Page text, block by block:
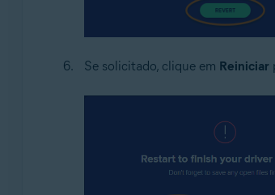
Se solicitado, clique em Reiniciar